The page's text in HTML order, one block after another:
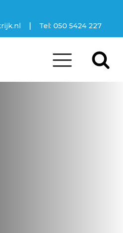
| Tel: 050 5424 227